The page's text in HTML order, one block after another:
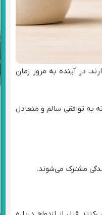
در آینده به مرور زمان
به توافقی سالم و متعادل
مشترک می‌شوند.